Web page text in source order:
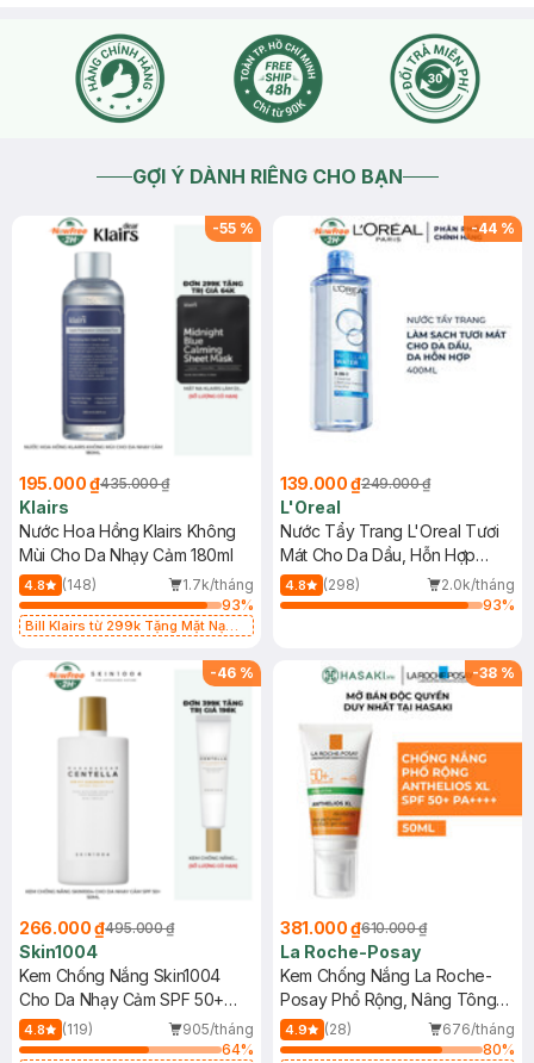
GỢI Ý DÀNH RIÊNG CHO BẠN
-55 %
195.000 ₫435.000 ₫
Klairs
Nước Hoa Hồng Klairs Không
Mùi Cho Da Nhạy Cảm 180ml
4.8 (148)
1.7k/tháng
93%
Bill Klairs từ 299k Tặng Mặt Nạ
25ml (SL Có Hạn)
-44 %
139.000 ₫249.000 ₫
L'Oreal
Nước Tẩy Trang L'Oreal Tươi
Mát Cho Da Dầu, Hỗn Hợp
400ml
4.8 (298)
2.0k/tháng
93%
-46 %
266.000 ₫495.000 ₫
Skin1004
Kem Chống Nắng Skin1004
Cho Da Nhạy Cảm SPF 50+
50ml
4.8 (119)
905/tháng
64%
-38 %
381.000 ₫610.000 ₫
La Roche-Posay
Kem Chống Nắng La Roche-
Posay Phổ Rộng, Nâng Tông
Kiềm Dầu 50ml
4.9 (28)
676/tháng
80%